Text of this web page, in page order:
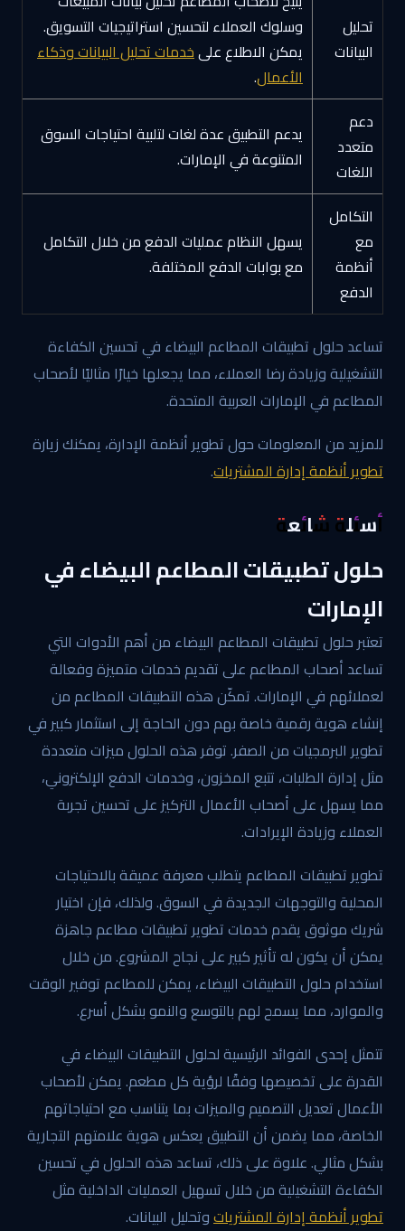
تحليل
البيانات
وسلوك العملاء لتحسين استراتيجيات التسويق.
يمكن الاطلاع علىخدمات تحليل البيانات وذكاء
الأعمال.
دعم
متعدد
اللغات
يدعم التطبيق عدة لغات لتلبية احتياجات السوق
المتنوعة في الإمارات.
التكامل
مع
أنظمة
الدفع
يسهل النظام عمليات الدفع من خلال التكامل
مع بوابات الدفع المختلفة.
تساعد حلول تطبيقات المطاعم البيضاء في تحسين الكفاءة
التشغيلية وزيادة رضا العملاء، مما يجعلها خيارًا مثاليًا لأصحاب
المطاعم في الإمارات العربية المتحدة.
للمزيد من المعلومات حول تطوير أنظمة الإدارة، يمكنك زيارة
تطوير أنظمة إدارة المشتريات.
أسئلة شائعة
حلول تطبيقات المطاعم البيضاء في
الإمارات
تعتبر حلول تطبيقات المطاعم البيضاء من أهم الأدوات التي
تساعد أصحاب المطاعم على تقديم خدمات متميزة وفعالة
لعملائهم في الإمارات. تمكّن هذه التطبيقات المطاعم من
إنشاء هوية رقمية خاصة بهم دون الحاجة إلى استثمار كبير في
تطوير البرمجيات من الصفر. توفر هذه الحلول ميزات متعددة
مثل إدارة الطلبات، تتبع المخزون، وخدمات الدفع الإلكتروني،
مما يسهل على أصحاب الأعمال التركيز على تحسين تجربة
العملاء وزيادة الإيرادات.
تطوير تطبيقات المطاعم يتطلب معرفة عميقة بالاحتياجات
المحلية والتوجهات الجديدة في السوق. ولذلك، فإن اختيار
شريك موثوق يقدم خدمات تطوير تطبيقات مطاعم جاهزة
يمكن أن يكون له تأثير كبير على نجاح المشروع. من خلال
استخدام حلول التطبيقات البيضاء، يمكن للمطاعم توفير الوقت
والموارد، مما يسمح لهم بالتوسع والنمو بشكل أسرع.
تتمثل إحدى الفوائد الرئيسية لحلول التطبيقات البيضاء في
القدرة على تخصيصها وفقًا لرؤية كل مطعم. يمكن لأصحاب
الأعمال تعديل التصميم والميزات بما يتناسب مع احتياجاتهم
الخاصة، مما يضمن أن التطبيق يعكس هوية علامتهم التجارية
بشكل مثالي. علاوة على ذلك، تساعد هذه الحلول في تحسين
الكفاءة التشغيلية من خلال تسهيل العمليات الداخلية مثل
تطوير أنظمة إدارة المشترياتوتحليل البيانات.